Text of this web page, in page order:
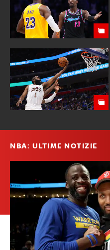
NBA: ULTIME NOTIZIE